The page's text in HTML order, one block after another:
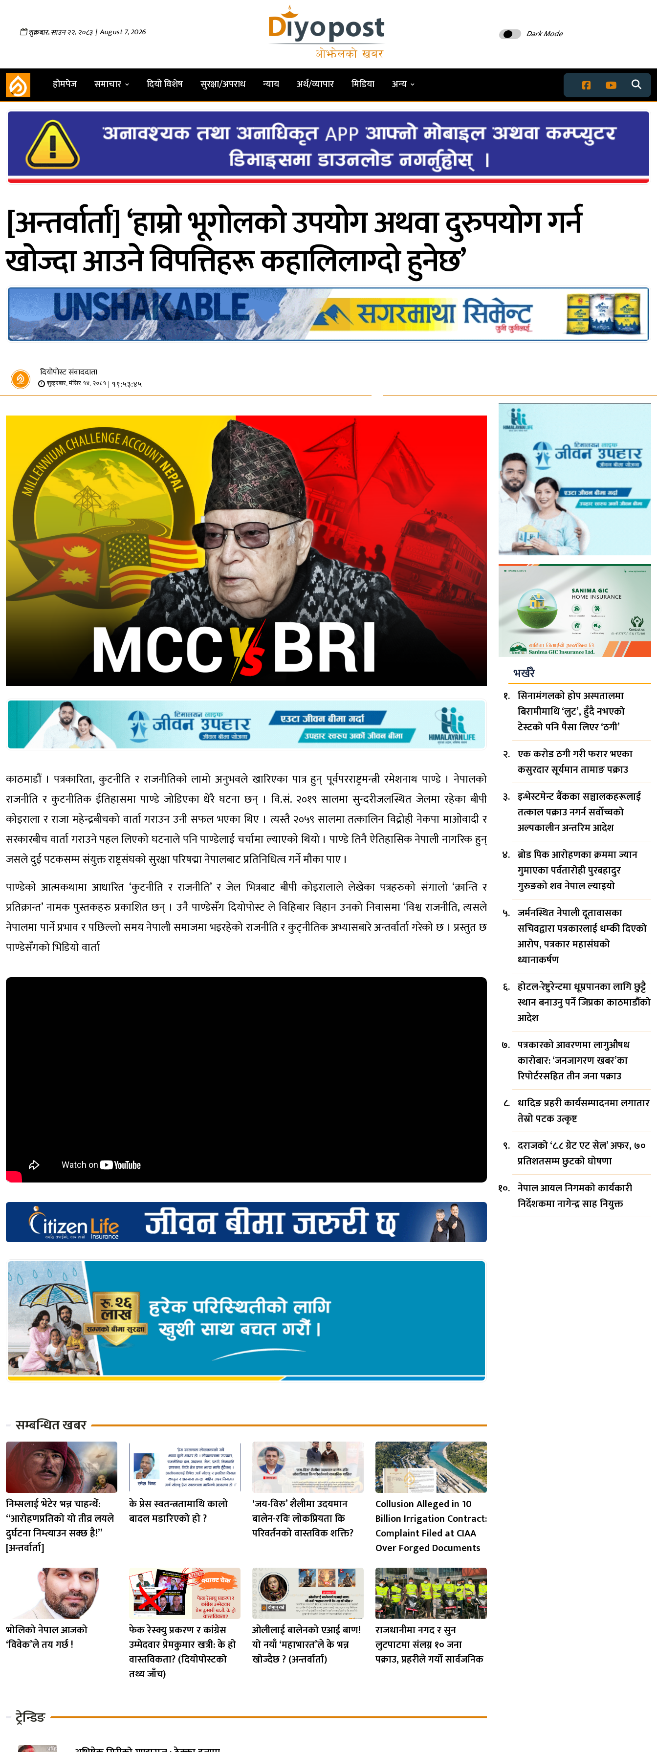
शुक्रबार,साउन२२,२०८३| August 7, 2026 Dark Mode
होमपेज समाचार दियो विशेष सुरक्षा/अपराध न्याय अर्थ/व्यापार मिडिया अन्य
[अन्तर्वार्ता] ‘हाम्रो भूगोलको उपयोग अथवा दुरुपयोग गर्न
खोज्दा आउने विपत्तिहरू कहालिलाग्दो हुनेछ’
दियोपोस्ट संवाददाता
शुक्रबार, मंसिर १४, २०८१ | १९:५३:४५
काठमाडौं । पत्रकारिता, कुटनीति र राजनीतिको लामो अनुभवले खारिएका पात्र हुन् पूर्वपरराष्ट्रमन्त्री रमेशनाथ पाण्डे । नेपालको
राजनीति र कुटनीतिक ईतिहासमा पाण्डे जोडिएका धेरै घटना छन् । वि.सं. २०१९ सालमा सुन्दरीजलस्थित जेलमा रहेका बीपी
कोइराला र राजा महेन्द्रबीचको वार्ता गराउन उनी सफल भएका थिए । त्यस्तै २०५९ सालमा तत्कालिन विद्रोही नेकपा माओवादी र
सरकारबीच वार्ता गराउने पहल लिएको घटनाले पनि पाण्डेलाई चर्चामा ल्याएको थियो । पाण्डे तिनै ऐतिहासिक नेपाली नागरिक हुन्
जसले दुई पटकसम्म संयुक्त राष्ट्रसंघको सुरक्षा परिषद्मा नेपालबाट प्रतिनिधित्व गर्ने मौका पाए ।
पाण्डेको आत्मकथामा आधारित ‘कुटनीति र राजनीति’ र जेल भित्रबाट बीपी कोइरालाले लेखेका पत्रहरुको संगालो ‘क्रान्ति र
प्रतिक्रान्त’ नामक पुस्तकहरु प्रकाशित छन् । उनै पाण्डेसँग दियोपोस्ट ले विहिबार विहान उनको निवासमा ‘विश्व राजनीति, त्यसले
नेपालमा पार्ने प्रभाव र पछिल्लो समय नेपाली समाजमा भइरहेको राजनीति र कुट्नीतिक अभ्यासबारे अन्तर्वार्ता गरेको छ । प्रस्तुत छ
पाण्डेसँगको भिडियो वार्ता
सम्बन्धित खबर
निम्सलाई भेटेर भन्न चाहन्थेँ:
“आरोहणप्रतिको यो तीव्र लयले
दुर्घटना निम्त्याउन सक्छ है!”
[अन्तर्वार्ता]
के प्रेस स्वतन्त्रतामाथि कालो
बादल मडारिएको हो ?
‘जय-विरु’ शैलीमा उदयमान
बालेन-रविः लोकप्रियता कि
परिवर्तनको वास्तविक शक्ति?
Collusion Alleged in 10
Billion Irrigation Contract:
Complaint Filed at CIAA
Over Forged Documents
भोलिको नेपाल आजको
‘विवेक’ले तय गर्छ !
फेक रेस्क्यु प्रकरण र कांग्रेस
उम्मेदवार प्रेमकुमार खत्री: के हो
वास्तविकता? (दियोपोस्टको
तथ्य जाँच)
ओलीलाई बालेनको एआई बाण!
यो नयाँ ‘महाभारत’ले के भन्न
खोज्दैछ ? (अन्तर्वार्ता)
राजधानीमा नगद र सुन
लुटपाटमा संलग्न १० जना
पक्राउ, प्रहरीले गर्यो सार्वजनिक
ट्रेन्डिङ
भर्खरै
सिनामंगलको होप अस्पतालमा
बिरामीमाथि ‘लुट’, हुँदै नभएको
टेस्टको पनि पैसा लिएर ‘ठगी’
एक करोड ठगी गरी फरार भएका
कसुरदार सूर्यमान तामाङ पक्राउ
इन्भेस्टमेन्ट बैंकका सञ्चालकहरूलाई
तत्काल पक्राउ नगर्न सर्वोच्चको
अल्पकालीन अन्तरिम आदेश
ब्रोड पिक आरोहणका क्रममा ज्यान
गुमाएका पर्वतारोही पुरबहादुर
गुरुङको शव नेपाल ल्याइयो
जर्मनस्थित नेपाली दूतावासका
सचिवद्वारा पत्रकारलाई धम्की दिएको
आरोप, पत्रकार महासंघको
ध्यानाकर्षण
होटल-रेष्टुरेन्टमा धूम्रपानका लागि छुट्टै
स्थान बनाउनु पर्ने जिप्रका काठमाडौँको
आदेश
पत्रकारको आवरणमा लागुऔषध
कारोबार: ‘जनजागरण खबर’का
रिपोर्टरसहित तीन जना पक्राउ
धादिङ प्रहरी कार्यसम्पादनमा लगातार
तेस्रो पटक उत्कृष्ट
दराजको ‘८.८ ग्रेट एट सेल’ अफर, ७०
प्रतिशतसम्म छुटको घोषणा
नेपाल आयल निगमको कार्यकारी
निर्देशकमा नागेन्द्र साह नियुक्त